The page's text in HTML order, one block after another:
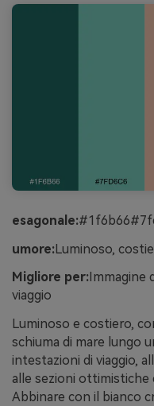
esagonale:
umore:Luminoso,
Migliore per: Immagine
viaggio
Luminoso e costiero,
schiuma di mare lungo
intestazioni di viaggio,
alle sezioni ottimistiche
Abbinare con il bianco